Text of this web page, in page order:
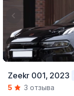
of
Zeekr 001, 2023
5
3 отзыва